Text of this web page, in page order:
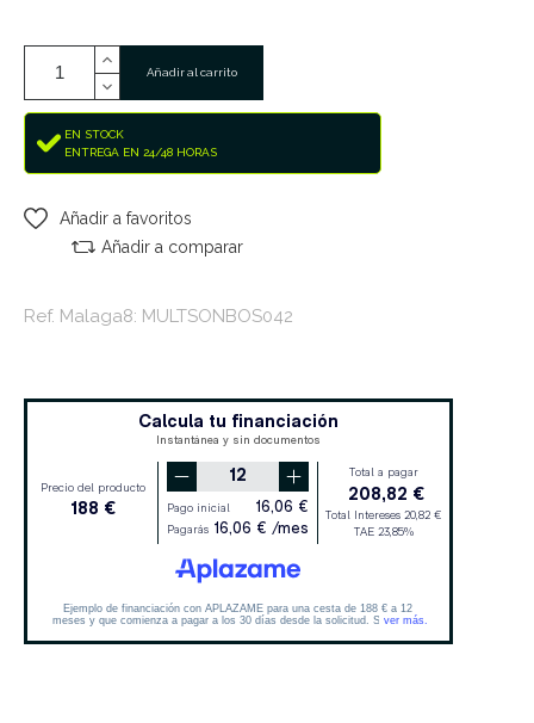
Añadir al carrito
EN STOCK
ENTREGA EN 24/48 HORAS
Añadir a favoritos
Añadir a comparar
Ref. Malaga8: MULTSONBOS042